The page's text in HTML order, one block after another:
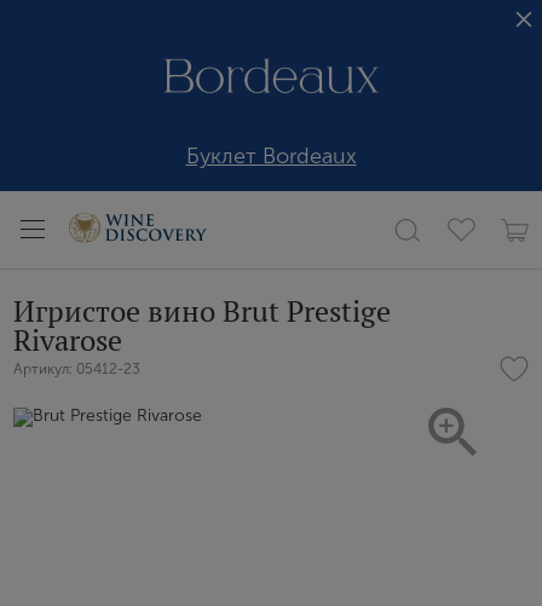
Буклет Bordeaux
Игристое вино Brut Prestige
Rivarose
Артикул: 05412-23